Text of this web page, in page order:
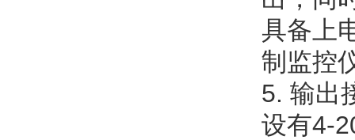
具备上
制监控
5. 输出
设有4-